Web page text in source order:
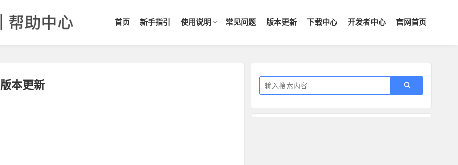
首页 新手指引 使用说明 常见问题 版本更新 下载中心 开发者中心 官网首页
版本更新